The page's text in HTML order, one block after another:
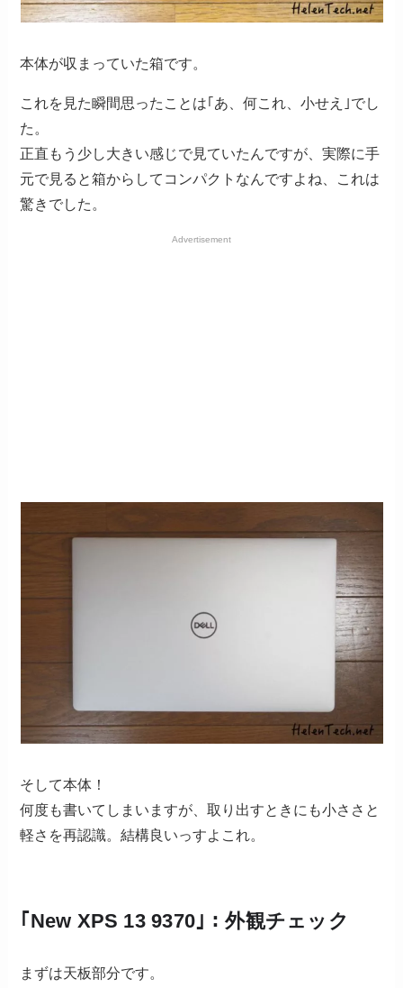
本体が収まっていた箱です。
これを見た瞬間思ったことは｢あ、何これ、小せえ｣でし
た。
正直もう少し大きい感じで見ていたんですが、実際に手
元で見ると箱からしてコンパクトなんですよね、これは
驚きでした。
Advertisement
そして本体！
何度も書いてしまいますが、取り出すときにも小ささと
軽さを再認識。結構良いっすよこれ。
｢New XPS 13 9370｣：外観チェック
まずは天板部分です。